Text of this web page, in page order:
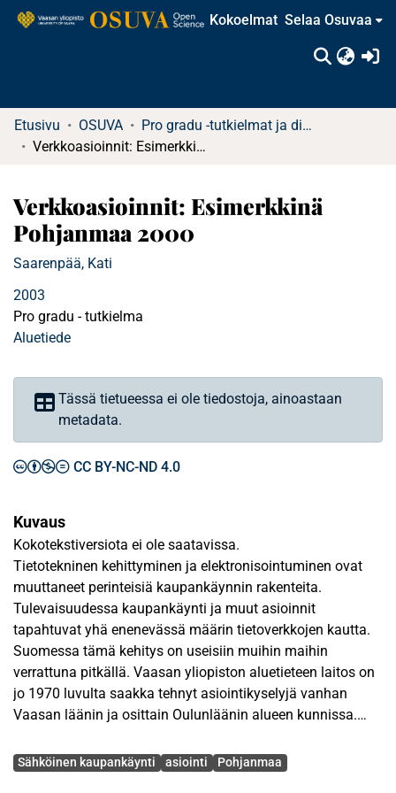
Kokoelmat Selaa Osuvaa
Etusivu OSUVA
Pro gradu -tutkielmat ja diplomityöt
Verkkoasioinnit: Esimerkkinä Pohjanmaa 2000
Verkkoasioinnit: Esimerkkinä
Pohjanmaa 2000
Saarenpää, Kati
2003
Pro gradu - tutkielma
Aluetiede
Tässä tietueessa ei ole tiedostoja, ainoastaan
metadata.
CC BY-NC-ND 4.0
Kuvaus
Kokotekstiversiota ei ole saatavissa.
Tietotekninen kehittyminen ja elektronisointuminen ovat
muuttaneet perinteisiä kaupankäynnin rakenteita.
Tulevaisuudessa kaupankäynti ja muut asioinnit
tapahtuvat yhä enenevässä määrin tietoverkkojen kautta.
Suomessa tämä kehitys on useisiin muihin maihin
verrattuna pitkällä. Vaasan yliopiston aluetieteen laitos on
jo 1970 luvulta saakka tehnyt asiointikyselyjä vanhan
Vaasan läänin ja osittain Oulunläänin alueen kunnissa.
mukaan otettu sähköisen asioinnin osio. Tämä tutkimus
Avainsanat
Sähköinen kaupankäynti asiointi Pohjanmaa